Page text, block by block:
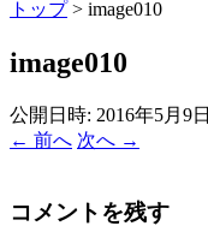
トップ> image010
image010
公開日時: 2016年5月9日
← 前へ 次へ →
コメントを残す